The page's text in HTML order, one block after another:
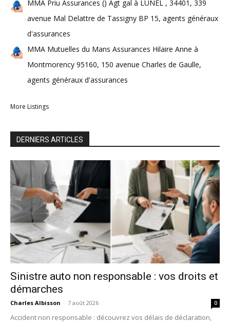
MMA Priu Assurances () Agt gal à LUNEL , 34401, 339
avenue Mal Delattre de Tassigny BP 15, agents généraux
d'assurances
MMA Mutuelles du Mans Assurances Hilaire Anne à
Montmorency 95160, 150 avenue Charles de Gaulle,
agents généraux d'assurances
More Listings
DERNIERS ARTICLES
Sinistre auto non responsable : vos droits et
démarches
Charles Albisson - 7 août 2026 0
Accident non responsable : découvrez vos délais de déclaration,